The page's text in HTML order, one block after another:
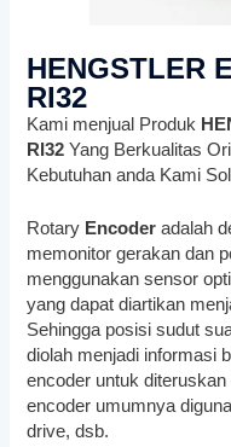
HENGSTLER
RI32
Kami menjual Produk
RI32 Yang Berkualitas
Kebutuhan anda Kami
Rotary Encoderadalah
memonitor gerakan dan
menggunakan sensor
yang dapat diartikan
Sehingga posisi sudut
diolah menjadi informasi
encoder untuk
encoder umumnya
drive, dsb.